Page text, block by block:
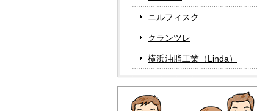
ニルフィスク
クランツレ
横浜油脂工業（Linda）